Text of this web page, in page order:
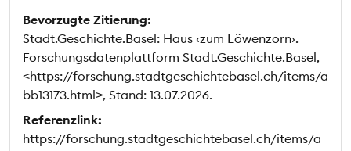
Bevorzugte Zitierung:
Stadt.Geschichte.Basel: Haus ‹zum Löwenzorn›.
Forschungsdatenplattform Stadt.Geschichte.Basel,
<https://forschung.stadtgeschichtebasel.ch/items/a
bb13173.html>, Stand: 13.07.2026.
Referenzlink:
https://forschung.stadtgeschichtebasel.ch/items/a